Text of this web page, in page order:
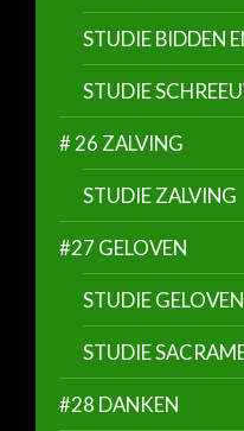
STUDIE BIDDEN
STUDIE
# 26 ZALVING
STUDIE ZALVING
#27 GELOVEN
STUDIE GELOVEN
STUDIE
#28 DANKEN